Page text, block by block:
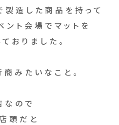
造した商品を持って
ト会場でマットを
おりました。
みたいなこと。
ので
頭だと